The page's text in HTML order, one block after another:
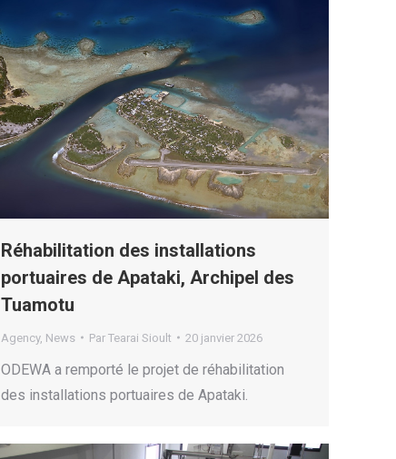
Réhabilitation des installations
portuaires de Apataki, Archipel des
Tuamotu
Agency, News Par Tearai Sioult 20 janvier 2026
ODEWA a remporté le projet de réhabilitation
des installations portuaires de Apataki.